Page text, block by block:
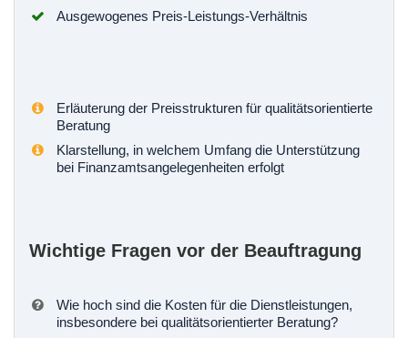
Ausgewogenes Preis-Leistungs-Verhältnis
Erläuterung der Preisstrukturen für qualitätsorientierte
Beratung
Klarstellung, in welchem Umfang die Unterstützung
bei Finanzamtsangelegenheiten erfolgt
Wichtige Fragen vor der Beauftragung
Wie hoch sind die Kosten für die Dienstleistungen,
insbesondere bei qualitätsorientierter Beratung?